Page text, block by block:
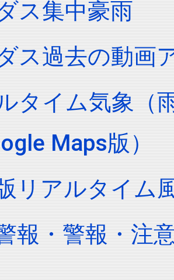
ス集中豪雨
ス過去の動画
タイム気象（
Maps版）
リアルタイム
報・警報・注